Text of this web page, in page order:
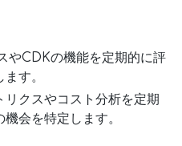
やCDKの機能を定期的に評
す。
クスやコスト分析を定期
会を特定します。